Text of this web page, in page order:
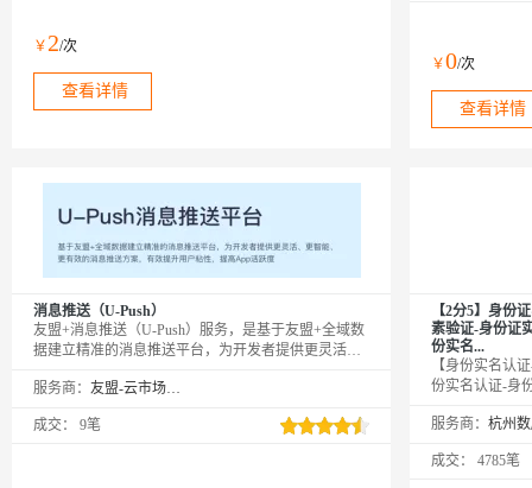
￥ 2/次
查看详情
￥0/次
查看详情
消息推送（U-Push）
友盟+消息推送（U-Push）服务，是基于友盟+全域数
据建立精准的消息推送平台，为开发者提供更灵活、
性，提高App活跃度。购买商品后请联系您的友盟+商
或提交工单开通Pro版服务*
服务商： 友盟-云市场精选店
成交： 9笔
【2分5】身份
素验证-身份证
份实名...
【身份实名认
份实名认证-身
验此二要素是
果，可支持高
服务商：
成交： 4785笔